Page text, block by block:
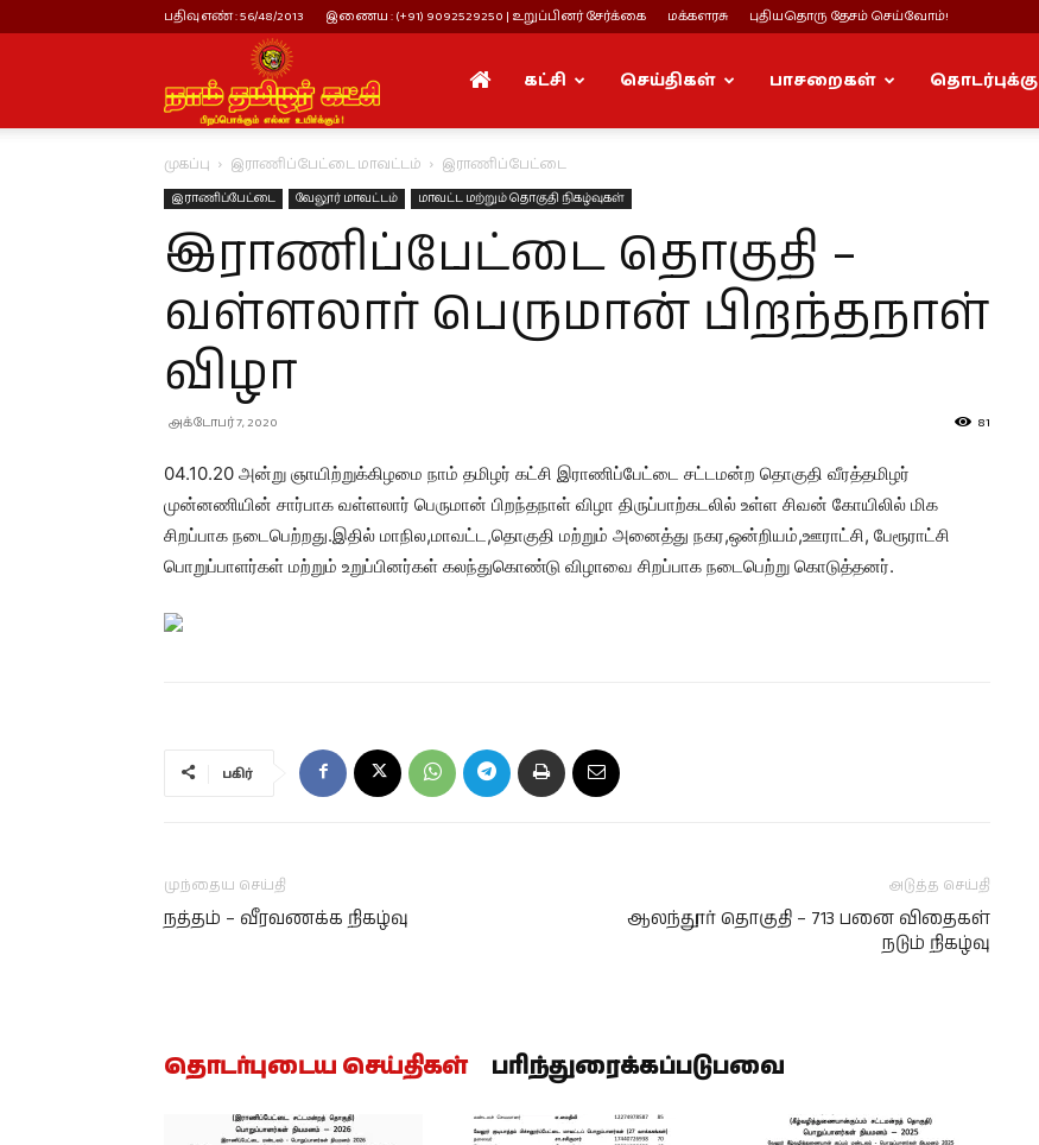
பதிவு எண் : 56/48/2013 இணைய : (+91) 9092529250 | உறுப்பினர் சேர்க்கை மக்களரசு புதியதொரு தேசம் செய்வோம்!
நாம்
தமிழர்
கட்சி
கட்சி செய்திகள் பாசறைகள் தொடர்புக்கு
முகப்பு இராணிப்பேட்டை மாவட்டம் இராணிப்பேட்டை
இராணிப்பேட்டை வேலூர் மாவட்டம் மாவட்ட மற்றும் தொகுதி நிகழ்வுகள்
இராணிப்பேட்டை தொகுதி –
வள்ளலார் பெருமான் பிறந்தநாள்
விழா
அக்டோபர் 7, 2020 81
04.10.20 அன்று ஞாயிற்றுக்கிழமை நாம் தமிழர் கட்சி இராணிப்பேட்டை சட்டமன்ற தொகுதி வீரத்தமிழர்
முன்னணியின் சார்பாக வள்ளலார் பெருமான் பிறந்தநாள் விழா திருப்பாற்கடலில் உள்ள சிவன் கோயிலில் மிக
சிறப்பாக நடைபெற்றது.இதில் மாநில,மாவட்ட,தொகுதி மற்றும் அனைத்து நகர,ஒன்றியம்,ஊராட்சி, பேரூராட்சி
பொறுப்பாளர்கள் மற்றும் உறுப்பினர்கள் கலந்துகொண்டு விழாவை சிறப்பாக நடைபெற்று கொடுத்தனர்.
பகிர்
முந்தைய செய்தி
நத்தம் – வீரவணக்க நிகழ்வு
அடுத்த செய்தி
ஆலந்தூர் தொகுதி – 713 பனை விதைகள்
நடும் நிகழ்வு
தொடர்புடைய செய்திகள் பரிந்துரைக்கப்படுபவை